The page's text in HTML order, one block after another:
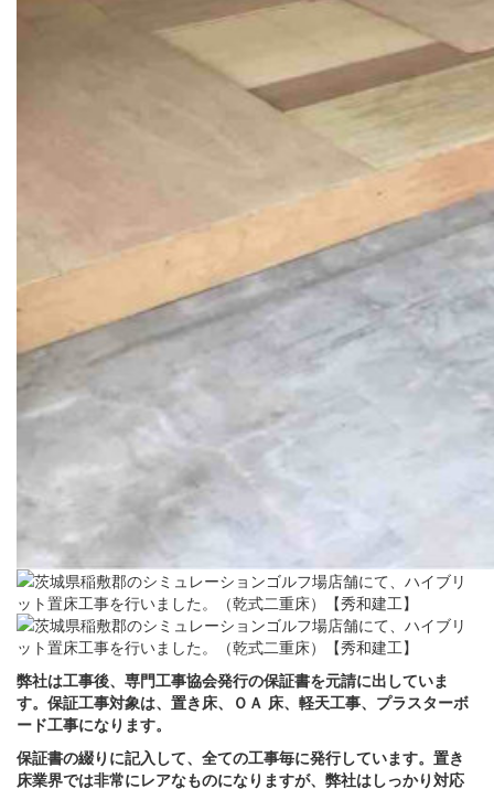
弊社は工事後、専門工事協会発行の保証書を元請に出していま
す。保証工事対象は、置き床、ＯＡ 床、軽天工事、プラスターボ
ード工事になります。
保証書の綴りに記入して、全ての工事毎に発行しています。置き
床業界では非常にレアなものになりますが、弊社はしっかり対応